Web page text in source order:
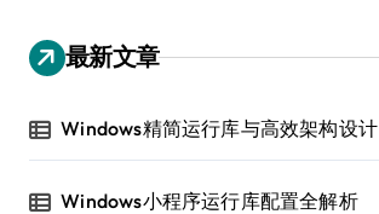
最新文章
Windows精简运行库与高效架构设计
Windows小程序运行库配置全解析